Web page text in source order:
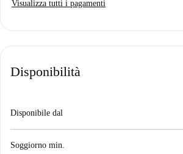
Visualizza tutti i pagamenti
Disponibilità
Disponibile dal
Soggiorno min.